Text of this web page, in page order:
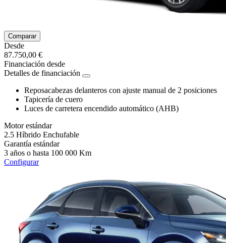
Comparar
Desde
87.750,00 €
Financiación desde
Detalles de financiación
Reposacabezas delanteros con ajuste manual de 2 posiciones
Tapicería de cuero
Luces de carretera encendido automático (AHB)
Motor estándar
2.5 Híbrido Enchufable
Garantía estándar
3 años o hasta 100 000 Km
Configurar